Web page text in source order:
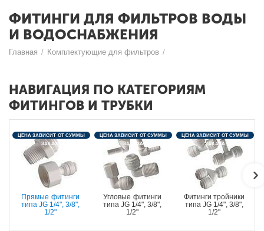
ФИТИНГИ ДЛЯ ФИЛЬТРОВ ВОДЫ
И ВОДОСНАБЖЕНИЯ
Главная / Комплектующие для фильтров /
НАВИГАЦИЯ ПО КАТЕГОРИЯМ
ФИТИНГОВ И ТРУБКИ
Прямые фитинги
типа JG 1/4", 3/8",
1/2"
ЦЕНА ЗАВИСИТ ОТ СУММЫ
ЗАКАЗА
Угловые фитинги
типа JG 1/4", 3/8",
1/2"
ЦЕНА ЗАВИСИТ ОТ СУММЫ
ЗАКАЗА
Фитинги тройники
типа JG 1/4", 3/8",
1/2"
ЦЕНА ЗАВИСИТ ОТ СУММЫ
ЗАКАЗА